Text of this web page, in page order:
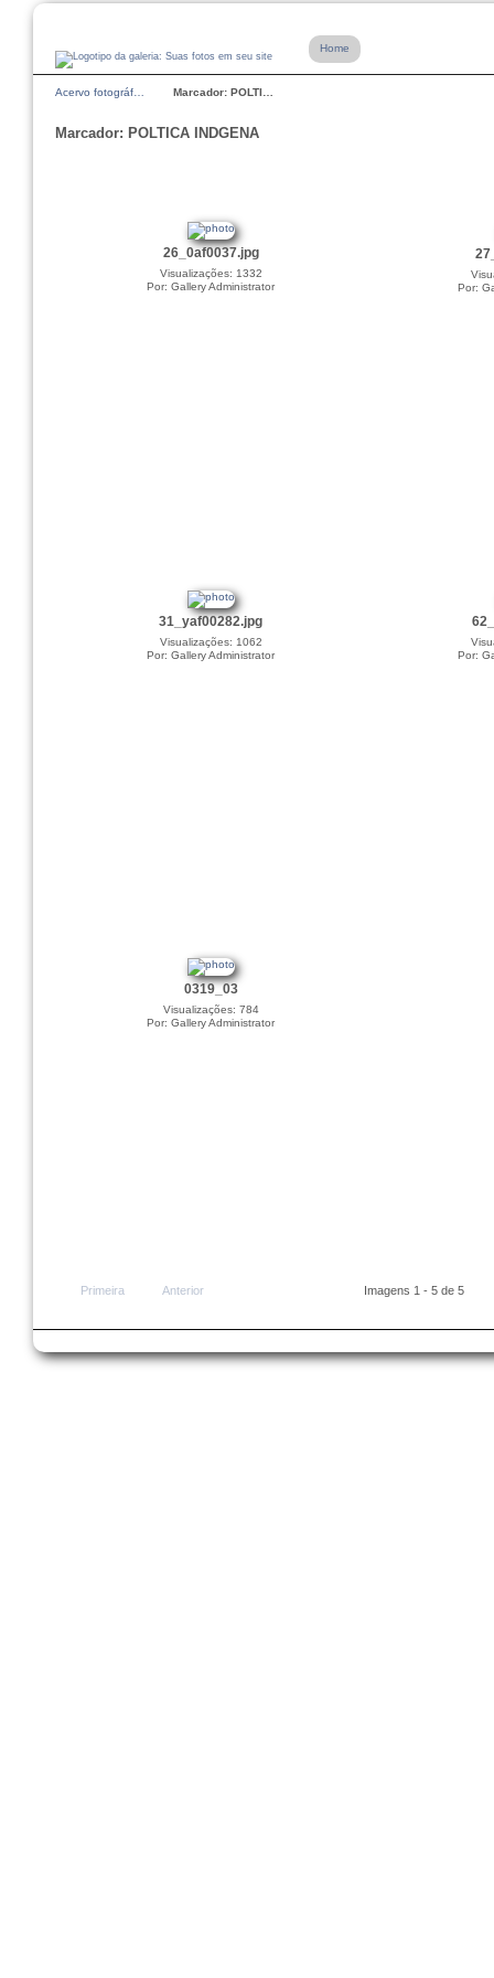
Home
Acervo fotográf… Marcador: POLTI…
Marcador: POLTICA INDGENA
26_0af0037.jpg
Visualizações: 1332
Por: Gallery Administrator
Por:
31_yaf00282.jpg
Visualizações: 1062
Por: Gallery Administrator
Por:
0319_03
Visualizações: 784
Por: Gallery Administrator
Primeira Anterior Imagens 1 - 5 de 5